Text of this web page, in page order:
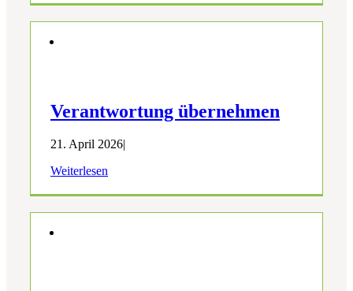
Verantwortung übernehmen
21. April 2026|
Weiterlesen